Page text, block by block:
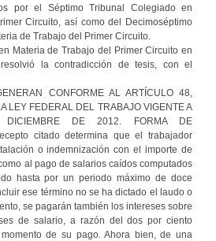
por el Séptimo Tribunal Colegiado en
Circuito, así como del Decimoséptimo
de Trabajo del Primer Circuito.
Materia de Trabajo del Primer Circuito en
la contradicción de tesis, con el
CONFORME AL ARTÍCULO 48,
LEY FEDERAL DEL TRABAJO VIGENTE A
DE 2012. FORMA DE
citado determina que el trabajador
o indemnización con el importe de
al pago de salarios caídos computados
hasta por un periodo máximo de doce
ese término no se ha dictado el laudo o
se pagarán también los intereses sobre
de salario, a razón del dos por ciento
de su pago. Ahora bien, de una